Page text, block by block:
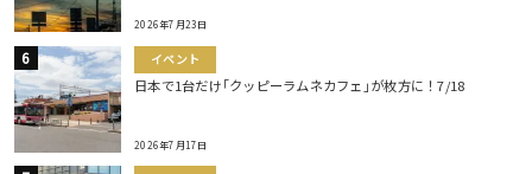
2026年7月23日
イベント
日本で1台だけ｢クッピーラムネカフェ｣が枚方に！7/18
2026年7月17日